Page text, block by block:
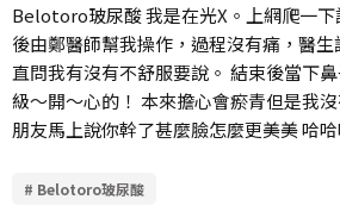
Belotoro玻尿酸 我是在光X。上網爬一
後由鄭醫師幫我操作，過程沒有痛，醫
直問我有沒有不舒服要說。 結束後當下
級～開～心的！ 本來擔心會瘀青但是我
朋友馬上說你幹了甚麼臉怎麼更美美 哈
# Belotoro玻尿酸